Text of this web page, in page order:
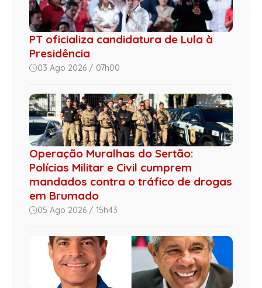
PT oficializa candidatura de Lula à
Presidência
03 Ago 2026 / 07h00
Operação Muralhas do Sertão:
Polícias Militar e Civil cumprem
mandados contra o tráfico de drogas
em Brumado
05 Ago 2026 / 15h43